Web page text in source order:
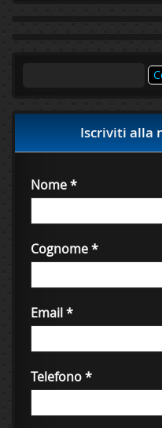
Iscriviti alla
Nome*
Cognome*
Email*
Telefono*